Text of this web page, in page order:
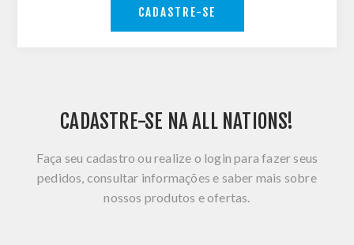
CADASTRE-SE
CADASTRE-SE NA ALL NATIONS!
Faça seu cadastro ou realize o login para fazer seus
pedidos, consultar informações e saber mais sobre
nossos produtos e ofertas.